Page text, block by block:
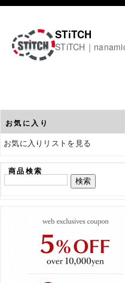
STiTCH
STiTCH｜
お気に入り
お気に入りリストを見る
商品検索